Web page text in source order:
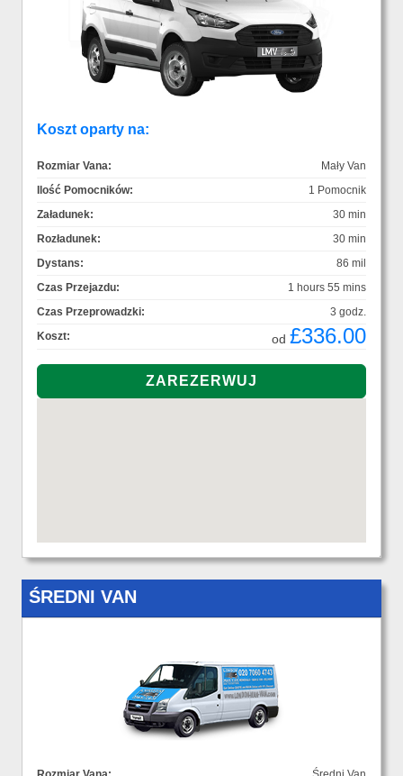
Koszt oparty na:
Rozmiar Vana:
Mały Van
Ilość Pomocników:
1 Pomocnik
Załadunek:
30 min
Rozładunek:
30 min
Dystans:
86 mil
Czas Przejazdu:
1 hours 55 mins
Czas Przeprowadzki:
3 godz.
Koszt:
od £336.00
ŚREDNI VAN